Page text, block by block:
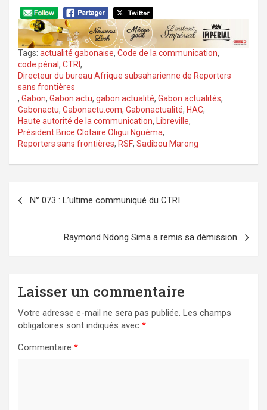
Tags: actualité gabonaise, Code de la communication,
code pénal , CTRI ,
Directeur du bureau Afrique subsaharienne de Reporters
sans frontières
, Gabon, Gabon actu, gabon actualité, Gabon actualités,
Gabonactu, Gabonactu.com, Gabonactualité, HAC,
Haute autorité de la communication, Libreville,
Président Brice Clotaire Oligui Nguéma,
Reporters sans frontières, RSF, Sadibou Marong
de
N° 073 : L’ultime communiqué du CTRI
Raymond Ndong Sima a remis sa démission
Laisser un commentaire
Votre adresse e-mail ne sera pas publiée. Les champs
obligatoires sont indiqués avec *
Commentaire *